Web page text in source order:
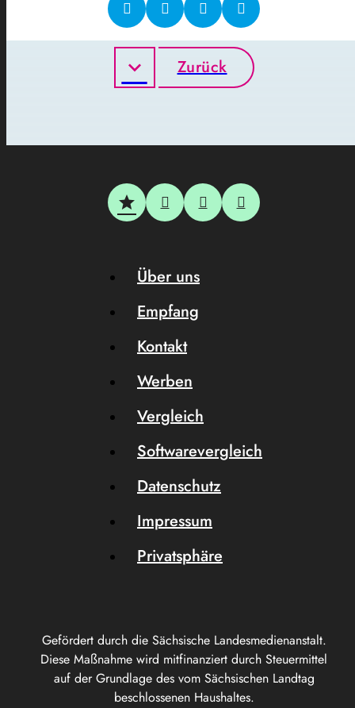
Zurück
Gefördert durch die Sächsische Landesmedienanstalt.
Diese Maßnahme wird mitfinanziert durch Steuermittel
auf der Grundlage des vom Sächsischen Landtag
beschlossenen Haushaltes.
Über uns
Empfang
Kontakt
Werben
Vergleich
Softwarevergleich
Datenschutz
Impressum
Privatsphäre